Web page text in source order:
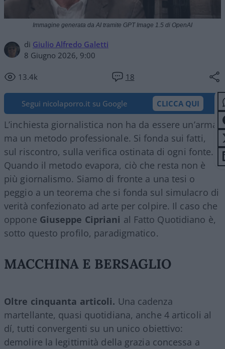
di Giulio Alfredo Galetti
8 Giugno 2026, 9:00
13.4k 18
Immagine generata da AI tramite GPT Image 1.5 di OpenAI
Segui nicolaporro.it su Google CLICCA QUI
L’inchiesta giornalistica non ha da essere un’arma,
ma un metodo professionale. Si fonda sui fatti,
sul riscontro, sulla verifica ostinata di ogni fonte.
Quando il metodo evapora, ciò che resta non è
più giornalismo. Siamo di fronte a una tesi o
peggio a un teorema che si fonda sul simulacro di
verità confezionato ad arte per colpire. Il caso che
oppone Giuseppe Cipriani al Fatto Quotidiano è,
sotto questo profilo, paradigmatico.
MACCHINA E BERSAGLIO
Oltre cinquanta articoli. Una cadenza
martellante, quasi quotidiana, anche 4 articoli al
dí, tutti convergenti su un unico obiettivo:
demolire la legittimità della grazia concessa a